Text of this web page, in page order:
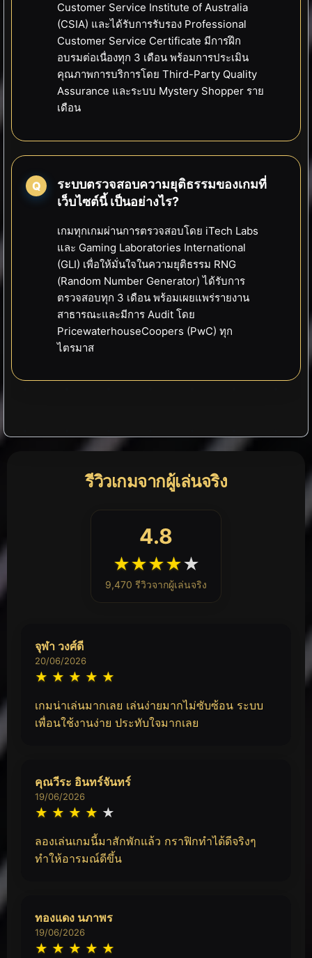
Customer Service Institute of Australia
(CSIA) และได้รับการรับรอง Professional
Customer Service Certificate มีการฝึก
อบรมต่อเนื่องทุก 3 เดือน พร้อมการประเมิน
คุณภาพการบริการโดย Third-Party Quality
Assurance และระบบ Mystery Shopper ราย
เดือน
ระบบตรวจสอบความยุติธรรมของเกมที่
เว็บไซต์นี้ เป็นอย่างไร?
เกมทุกเกมผ่านการตรวจสอบโดย iTech Labs
และ Gaming Laboratories International
(GLI) เพื่อให้มั่นใจในความยุติธรรม RNG
(Random Number Generator) ได้รับการ
ตรวจสอบทุก 3 เดือน พร้อมเผยแพร่รายงาน
สาธารณะและมีการ Audit โดย
PricewaterhouseCoopers (PwC) ทุก
ไตรมาส
รีวิวเกมจากผู้เล่นจริง
4.8
★★★★★
9,470 รีวิวจากผู้เล่นจริง
จุฬา วงศ์ดี
20/06/2026
★ ★ ★ ★ ★
เกมน่าเล่นมากเลย เล่นง่ายมากไม่ซับซ้อน ระบบ
เพื่อนใช้งานง่าย ประทับใจมากเลย
คุณวีระ อินทร์จันทร์
19/06/2026
★ ★ ★ ★ ★
ลองเล่นเกมนี้มาสักพักแล้ว กราฟิกทำได้ดีจริงๆ
ทำให้อารมณ์ดีขึ้น
ทองแดง นภาพร
19/06/2026
★ ★ ★ ★ ★